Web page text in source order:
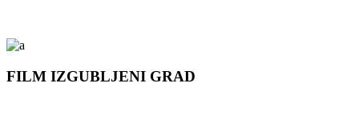
FILM IZGUBLJENI GRAD